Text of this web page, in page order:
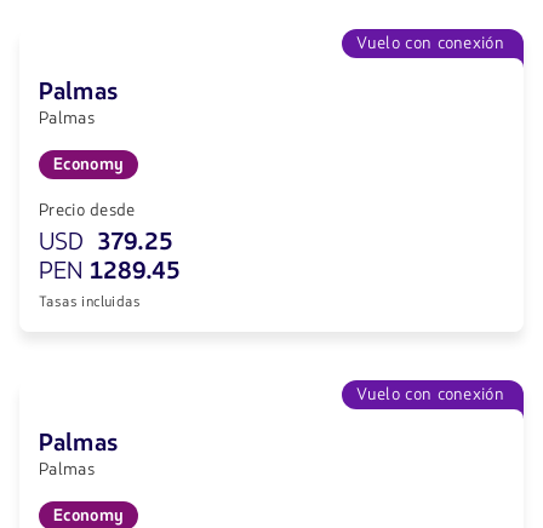
Vuelo con conexión
Palmas
Palmas
Economy
Precio desde
USD 379.25
PEN 1289.45
Tasas incluidas
Vuelo con conexión
Palmas
Palmas
Economy